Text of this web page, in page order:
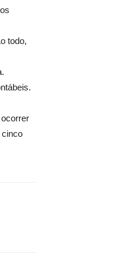
todo,
cinco